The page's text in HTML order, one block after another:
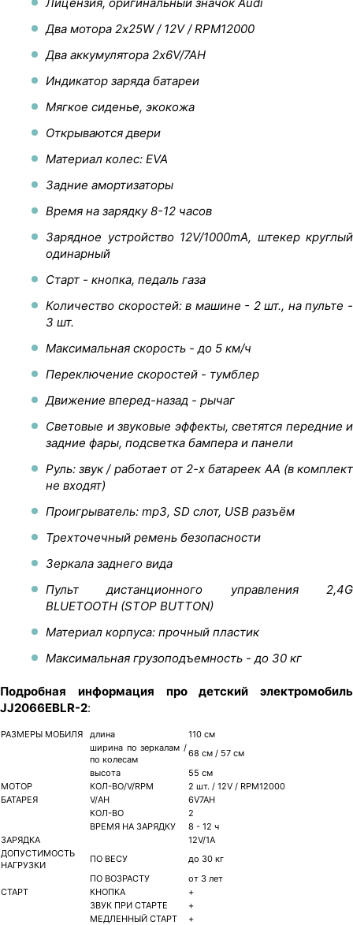
Два мотора 2х25W / 12V / RPM12000
Два аккумулятора 2х6V/7AH
Индикатор заряда батареи
Мягкое сиденье, экокожа
Открываются двери
Материал колес: EVA
Задние амортизаторы
Время на зарядку 8-12 часов
Зарядное устройство 12V/1000mA, штекер круглый
одинарный
Старт - кнопка, педаль газа
Количество скоростей: в машине - 2 шт., на пульте -
3 шт.
Максимальная скорость - до 5 км/ч
Переключение скоростей - тумблер
Движение вперед-назад - рычаг
Световые и звуковые эффекты, светятся передние и
задние фары, подсветка бампера и панели
Руль: звук / работает от 2-х батареек АА (в комплект
не входят)
Проигрыватель: mp3, SD слот, USB разъём
Трехточечный ремень безопасности
Зеркала заднего вида
Пульт дистанционного управления 2,4G
BLUETOOTH (STOP BUTTON)
Материал корпуса: прочный пластик
Максимальная грузоподъемность - до 30 кг
Подробная информация про детский электромобиль
JJ2066EBLR-2:
РАЗМЕРЫ МОБИЛЯ длина
110 см
ширина по зеркалам /
по колесам
68 см / 57 см
высота
55 см
МОТОР
КОЛ-ВО/V/RPM
2 шт. / 12V / RPM12000
БАТАРЕЯ
V/AH
6V7AH
КОЛ-ВО
2
ВРЕМЯ НА ЗАРЯДКУ
8 - 12 ч
ЗАРЯДКА
12V/1A
ДОПУСТИМОСТЬ
НАГРУЗКИ
ПО ВЕСУ
до 30 кг
ПО ВОЗРАСТУ
от 3 лет
СТАРТ
КНОПКА
+
ЗВУК ПРИ СТАРТЕ
+
МЕДЛЕННЫЙ СТАРТ
+